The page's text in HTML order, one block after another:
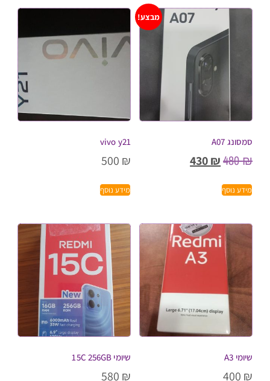
מבצע!
סמסונג A07
480₪
430₪
מידע נוסף
vivo y21
500 ₪
מידע נוסף
שיומי A3
400 ₪
שיומי 15C 256GB
580 ₪